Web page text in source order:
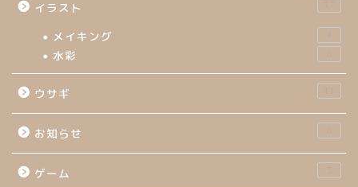
イラスト 17
メイキング 4
水彩
ウサギ
お知らせ
ゲーム